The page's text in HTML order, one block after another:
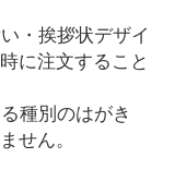
・挨拶状デザイ
に注文すること
種別のはがき
せん。